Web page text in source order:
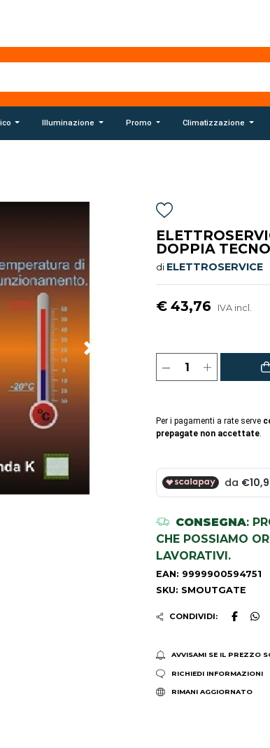
Illuminazione Promo Climatizzazione
DOPPIA
di ELETTROSERVICE
€ 43,76 IVA incl.
Per i pagamenti a rate serve
prepagate non accettate.
CONSEGNA:
CHE POSSIAMO
LAVORATIVI.
EAN: 9999900594751
SKU: SMOUTGATE
CONDIVIDI:
AVVISAMI SE IL PREZZO
RICHIEDI INFORMAZIONI
RIMANI AGGIORNATO